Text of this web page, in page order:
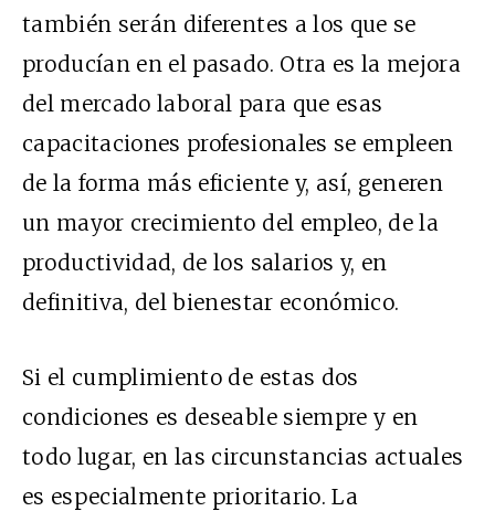
también serán diferentes a los que se
producían en el pasado. Otra es la mejora
del mercado laboral para que esas
capacitaciones profesionales se empleen
de la forma más eficiente y, así, generen
un mayor crecimiento del empleo, de la
productividad, de los salarios y, en
definitiva, del bienestar económico.
Si el cumplimiento de estas dos
condiciones es deseable siempre y en
todo lugar, en las circunstancias actuales
es especialmente prioritario. La